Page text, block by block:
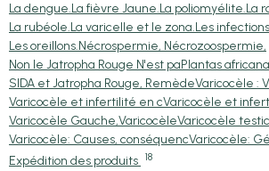
La dengue.La fièvre Jaune.La poliomyélite.La
La rubéole.La varicelle et le zona.Les
Les oreillons.Nécrospermie, Nécrozoospermie,
Non le Jatropha Rouge N'est paPlantas
SIDA et Jatropha Rouge, RemèdeVaricocèle :
Varicocèle et infertilité en cVaricocèle et
Varicocèle Gauche,VaricocèleVaricocèle
Varicocèle: Causes, conséquencVaricocèle:
Expédition des produits 18